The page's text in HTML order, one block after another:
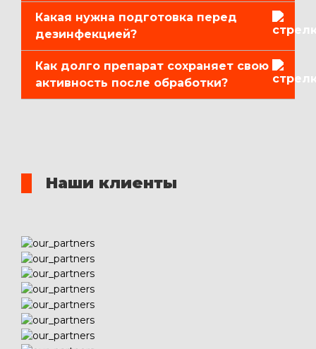
Какая нужна подготовка перед
дезинфекцией?
Как долго препарат сохраняет свою
активность после обработки?
Наши клиенты